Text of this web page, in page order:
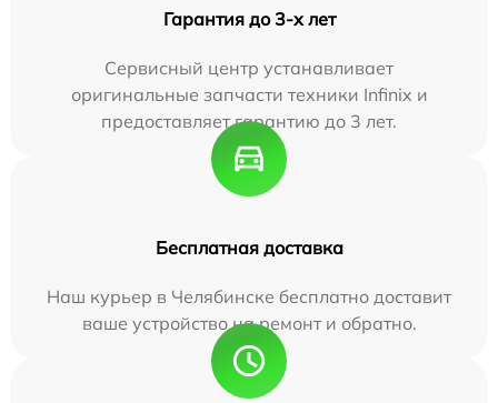
Гарантия до 3-х лет
Сервисный центр устанавливает
оригинальные запчасти техники Infinix и
предоставляет гарантию до 3 лет.
Бесплатная доставка
Наш курьер в Челябинске бесплатно доставит
ваше устройство на ремонт и обратно.